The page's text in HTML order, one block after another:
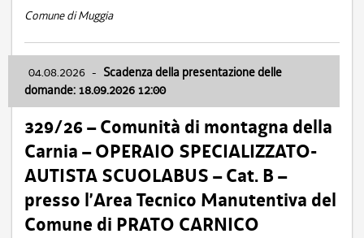
Comune di Muggia
04.08.2026 - Scadenza della presentazione delle
domande: 18.09.2026 12:00
329/26 – Comunità di montagna della
Carnia – OPERAIO SPECIALIZZATO-
AUTISTA SCUOLABUS – Cat. B –
presso l’Area Tecnico Manutentiva del
Comune di PRATO CARNICO